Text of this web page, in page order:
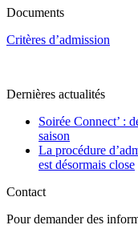
Documents
Critères d’admission
Dernières actualités
Soirée Connect’ :
saison
La procédure
est désormais close
Contact
Pour demander des